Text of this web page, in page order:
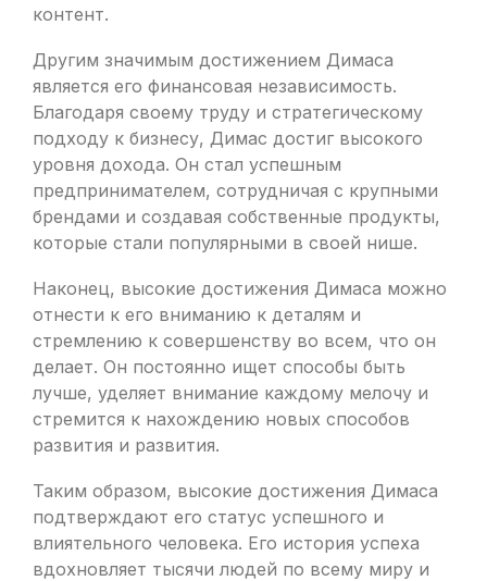
контент.
Другим значимым достижением Димаса
является его финансовая независимость.
Благодаря своему труду и стратегическому
подходу к бизнесу, Димас достиг высокого
уровня дохода. Он стал успешным
предпринимателем, сотрудничая с крупными
брендами и создавая собственные продукты,
которые стали популярными в своей нише.
Наконец, высокие достижения Димаса можно
отнести к его вниманию к деталям и
стремлению к совершенству во всем, что он
делает. Он постоянно ищет способы быть
лучше, уделяет внимание каждому мелочу и
стремится к нахождению новых способов
развития и развития.
Таким образом, высокие достижения Димаса
подтверждают его статус успешного и
влиятельного человека. Его история успеха
вдохновляет тысячи людей по всему миру и